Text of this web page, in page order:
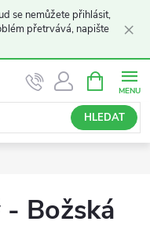
se nemůžete přihlásit,
přetrvává, napište
×
HLEDAT
NÁKUPNÍ
KOŠÍK
Božská